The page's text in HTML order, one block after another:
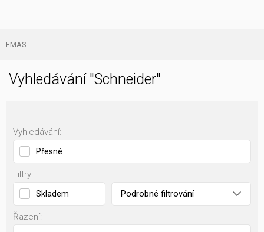
EMAS
Vyhledávání "Schneider"
Vyhledávání:
Přesné
Filtry:
Skladem Podrobné filtrování
Řazení: